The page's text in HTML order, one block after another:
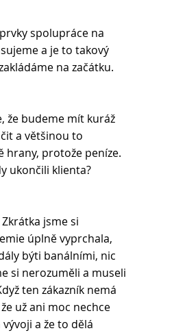
spolupráce na
a je to takový
na začátku.
že budeme mít kuráž
a většinou to
hrany, protože peníze.
ukončili klienta?
jsme si
úplně vyprchala,
býti banálními, nic
si nerozuměli a museli
ten zákazník nemá
už ani moc nechce
a že to dělá